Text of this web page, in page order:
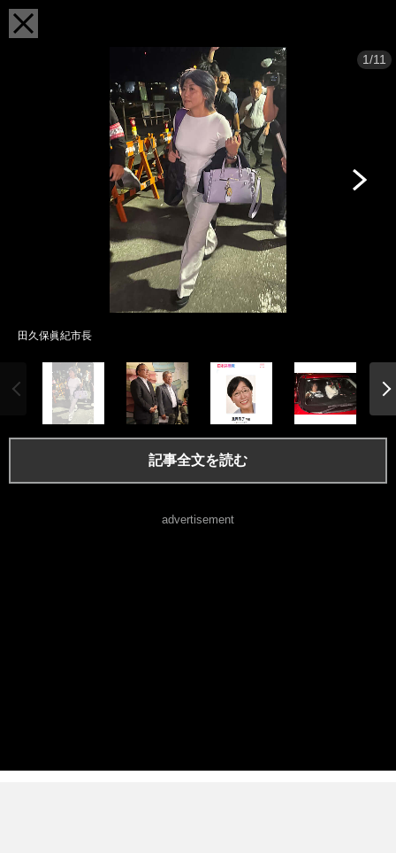
1/11
田久保眞紀市長
記事全文を読む
advertisement